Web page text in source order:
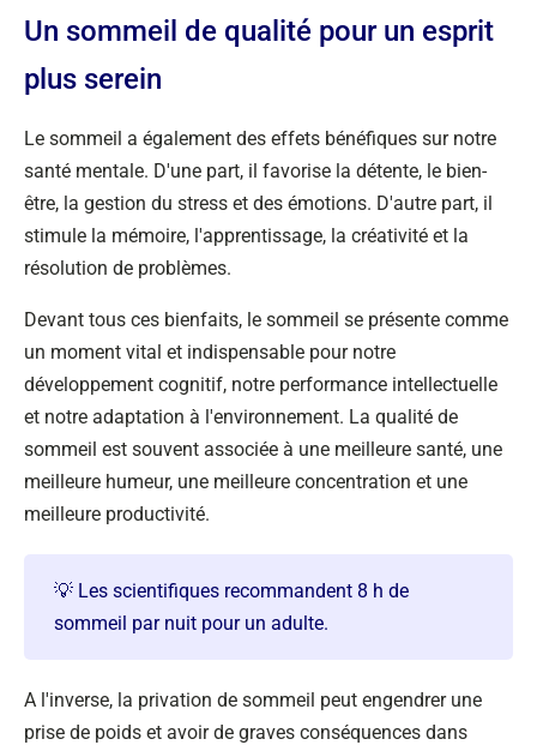
Un sommeil de qualité pour un esprit
plus serein
Le sommeil a également des effets bénéfiques sur notre
santé mentale. D'une part, il favorise la détente, le bien-
être, la gestion du stress et des émotions. D'autre part, il
stimule la mémoire, l'apprentissage, la créativité et la
résolution de problèmes.
Devant tous ces bienfaits, le sommeil se présente comme
un moment vital et indispensable pour notre
développement cognitif, notre performance intellectuelle
et notre adaptation à l'environnement. La qualité de
sommeil est souvent associée à une meilleure santé, une
meilleure humeur, une meilleure concentration et une
meilleure productivité.
💡 Les scientifiques recommandent 8 h de
sommeil par nuit pour un adulte.
A l'inverse, la privation de sommeil peut engendrer une
prise de poids et avoir de graves conséquences dans